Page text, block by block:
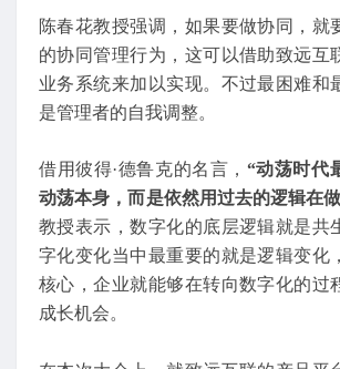
陈春花教授强调，如果要做协同，就
的协同管理行为，这可以借助致远互
业务系统来加以实现。不过最困难和
是管理者的自我调整。
借用彼得·德鲁克的名言， “动荡时代
动荡本身，而是依然用过去的逻辑在
教授表示，数字化的底层逻辑就是共
字化变化当中最重要的就是逻辑变化
核心，企业就能够在转向数字化的过
成长机会。